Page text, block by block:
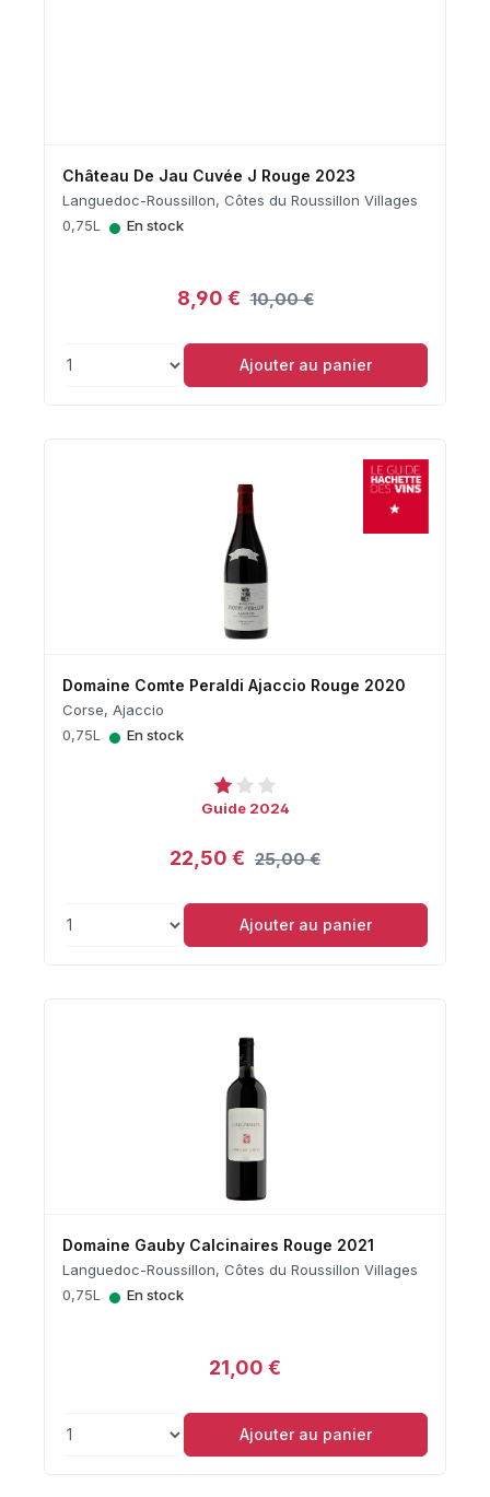
Château De Jau Cuvée J Rouge 2023
Languedoc-Roussillon, Côtes du Roussillon Villages
0,75L
• En stock
8,90 € 10,00 €
Ajouter au panier
Domaine Comte Peraldi Ajaccio Rouge 2020
Corse, Ajaccio
0,75L
• En stock
Guide 2024
22,50 € 25,00 €
Ajouter au panier
Domaine Gauby Calcinaires Rouge 2021
Languedoc-Roussillon, Côtes du Roussillon Villages
0,75L
• En stock
21,00 €
Ajouter au panier